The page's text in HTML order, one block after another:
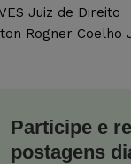
Juiz de Direito
Rogner Coelho
Participe e
postagens